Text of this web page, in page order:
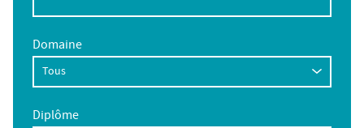
Domaine
Diplôme